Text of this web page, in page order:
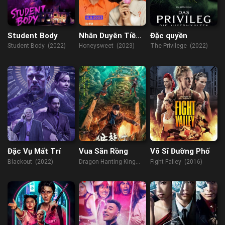
Student Body
Student Body (2022)
Nhân Duyên Tiền
Đình
Honeysweet (2023)
Đặc quyền
The Privilege (2022)
Đặc Vụ Mất Trí
Blackout (2022)
Vua Săn Rồng
Dragon Hanting King
Võ Sĩ Đường Phố
Fight Falley (2016)